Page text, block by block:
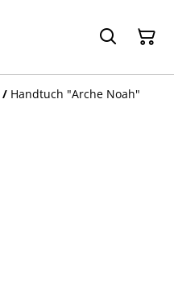
/ Handtuch "Arche Noah"